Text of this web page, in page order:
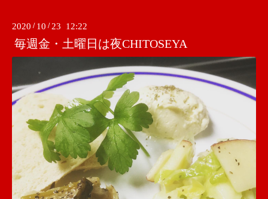
2020 / 10 / 23 12:22
毎週金・土曜日は夜CHITOSEYA